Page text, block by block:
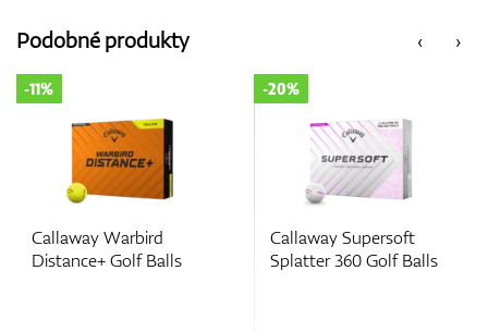
‹
Podobné produkty ›
Callaway Supersoft
Splatter 360 Golf Balls
-20%
Callaway Supersoft
(2025) Golf Balls
-20%